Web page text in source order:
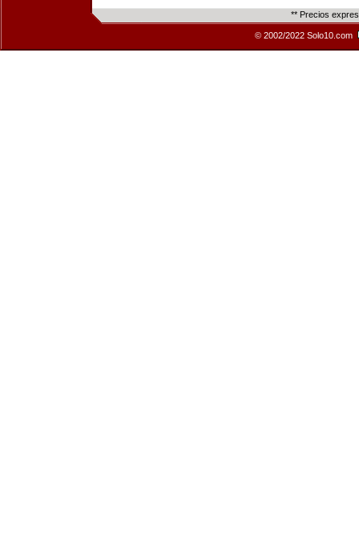
** Precios
© 2002/2022 Solo10.com